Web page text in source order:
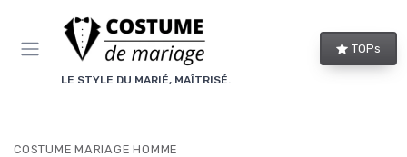
LE STYLE DU MARIÉ, MAÎTRISÉ.
TOPs
COSTUME MARIAGE HOMME